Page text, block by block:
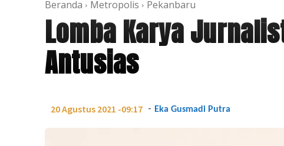
Beranda Metropolis Pekanbaru
Lomba Karya
Antusias
20 Agustus 2021 -09:17 - Eka Gusmadi Putra